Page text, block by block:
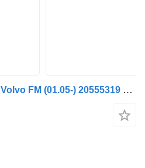
Стабилизираща щанга Volvo FM (01.05-) 20555319 3173988 за влекач Volvo FM7-FM12, FM, FMX (1998-2014)